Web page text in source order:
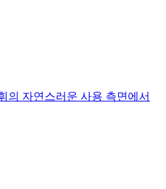
의 자연스러운 사용 측면에서